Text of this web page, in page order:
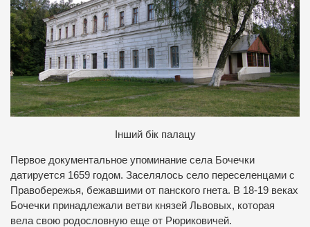
Інший бік палацу
Первое документальное упоминание села Бочечки
датируется 1659 годом. Заселялось село переселенцами с
Правобережья, бежавшими от панского гнета. В 18-19 веках
Бочечки принадлежали ветви князей Львовых, которая
вела свою родословную еще от Рюриковичей.